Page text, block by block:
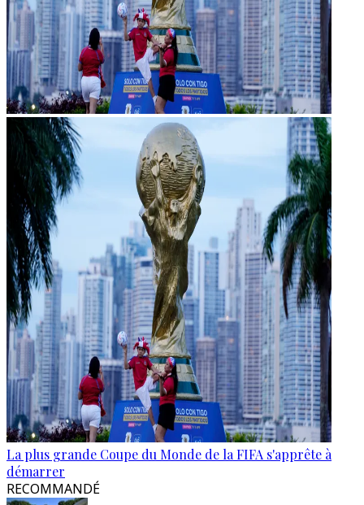
La plus grande Coupe du Monde de la FIFA s'apprête à
démarrer
RECOMMANDÉ